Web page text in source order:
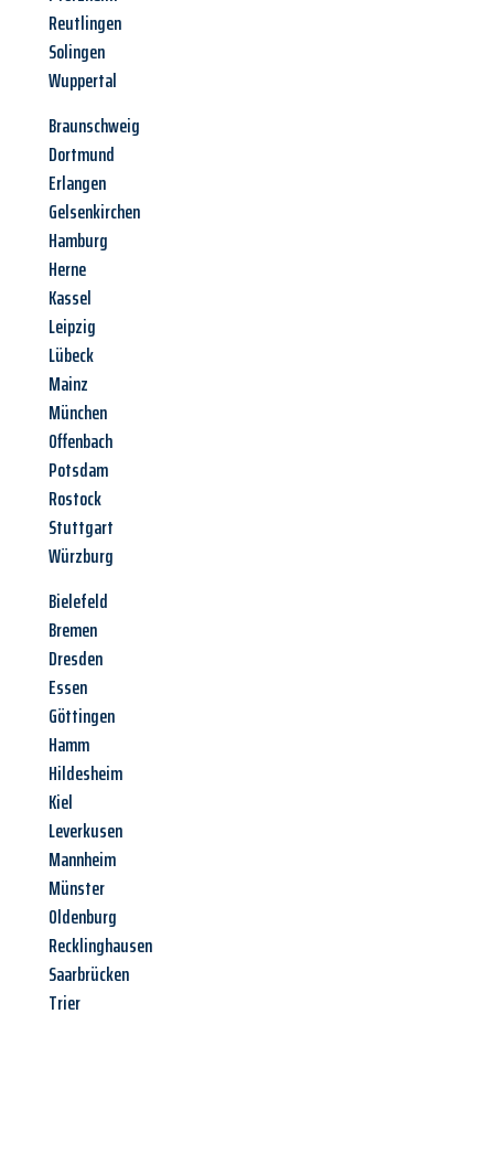
Reutlingen
Solingen
Wuppertal
Braunschweig
Dortmund
Erlangen
Gelsenkirchen
Hamburg
Herne
Kassel
Leipzig
Lübeck
Mainz
München
Offenbach
Potsdam
Rostock
Stuttgart
Würzburg
Bielefeld
Bremen
Dresden
Essen
Göttingen
Hamm
Hildesheim
Kiel
Leverkusen
Mannheim
Münster
Oldenburg
Recklinghausen
Saarbrücken
Trier